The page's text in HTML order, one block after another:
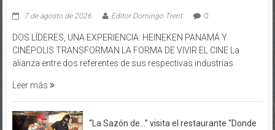
7 de agosto de 2026 Editor Domingo Trent 0
DOS LÍDERES, UNA EXPERIENCIA: HEINEKEN PANAMÁ Y
CINÉPOLIS TRANSFORMAN LA FORMA DE VIVIR EL CINE La
alianza entre dos referentes de sus respectivas industrias
Leer más
“La Sazón de…” visita el restaurante “Donde